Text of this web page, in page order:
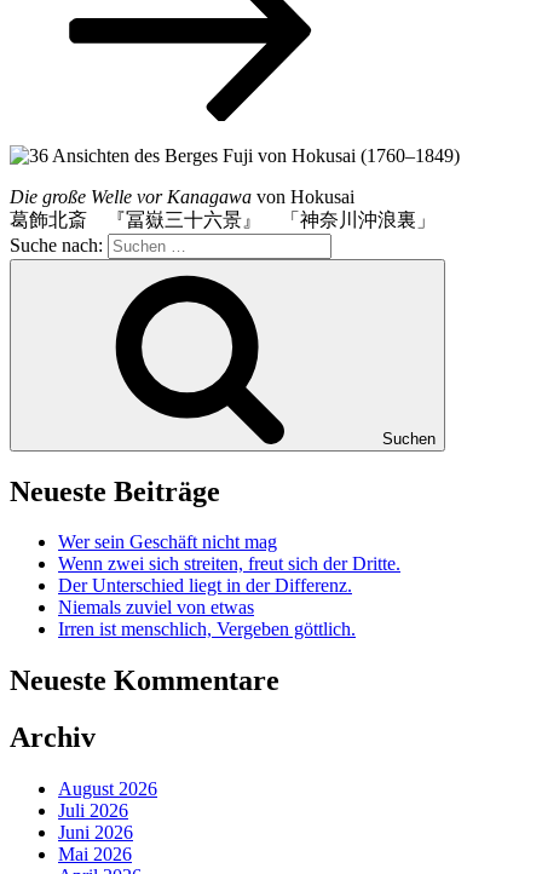
Die große Welle vor Kanagawa von Hokusai
葛飾北斎 『冨嶽三十六景』 「神奈川沖浪裏」
Suche nach:
Suchen
Neueste Beiträge
Wer sein Geschäft nicht mag
Wenn zwei sich streiten, freut sich der Dritte.
Der Unterschied liegt in der Differenz.
Niemals zuviel von etwas
Irren ist menschlich, Vergeben göttlich.
Neueste Kommentare
Archiv
August 2026
Juli 2026
Juni 2026
Mai 2026